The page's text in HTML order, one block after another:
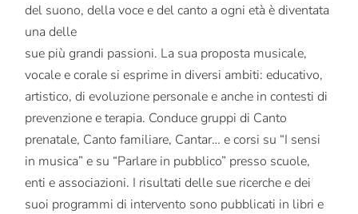
del suono, della voce e del canto a ogni età è diventata
una delle
sue più grandi passioni. La sua proposta musicale,
vocale e corale si esprime in diversi ambiti: educativo,
artistico, di evoluzione personale e anche in contesti di
prevenzione e terapia. Conduce gruppi di Canto
prenatale, Canto familiare, Cantar… e corsi su “I sensi
in musica” e su “Parlare in pubblico” presso scuole,
enti e associazioni. I risultati delle sue ricerche e dei
suoi programmi di intervento sono pubblicati in libri e